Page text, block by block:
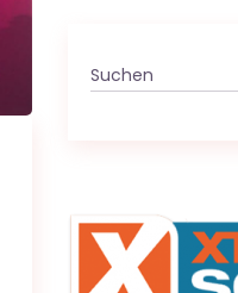
Search
for: